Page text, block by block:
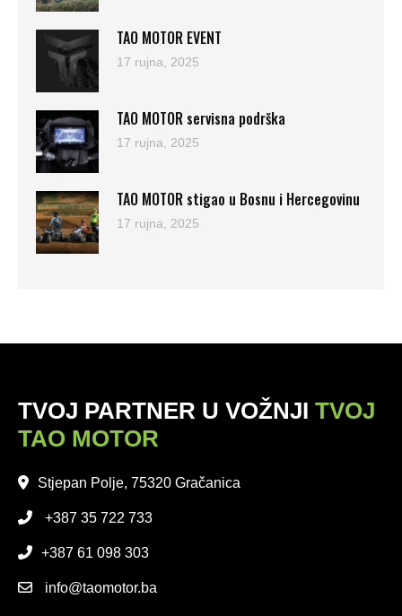
TAO MOTOR EVENT
17 rujna, 2025
TAO MOTOR servisna podrška
17 rujna, 2025
TAO MOTOR stigao u Bosnu i Hercegovinu
17 rujna, 2025
TVOJ PARTNER U VOŽNJI TVOJ
TAO MOTOR
Stjepan Polje, 75320 Gračanica
+387 35 722 733
+387 61 098 303
info@taomotor.ba